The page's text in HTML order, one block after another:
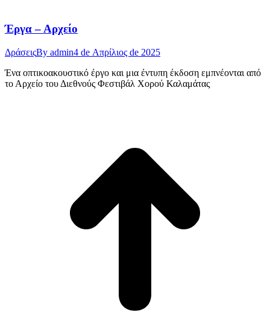
Έργα – Αρχείο
ΔράσειςBy admin4 de Απρίλιος de 2025
Ένα οπτικοακουστικό έργο και μια έντυπη έκδοση εμπνέονται από
το Αρχείο του Διεθνούς Φεστιβάλ Χορού Καλαμάτας